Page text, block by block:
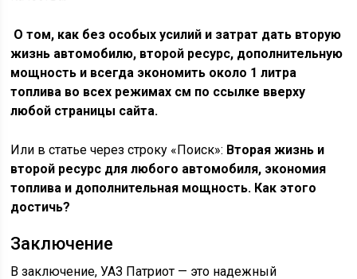
О том, как без особых усилий и затрат дать вторую
жизнь автомобилю, второй ресурс, дополнительную
мощность и всегда экономить около 1 литра
топлива во всех режимах см по ссылке вверху
любой страницы сайта.
Или в статье через строку «Поиск»: Вторая жизнь и
второй ресурс для любого автомобиля, экономия
топлива и дополнительная мощность. Как этого
достичь?
Заключение
В заключение, УАЗ Патриот — это надежный